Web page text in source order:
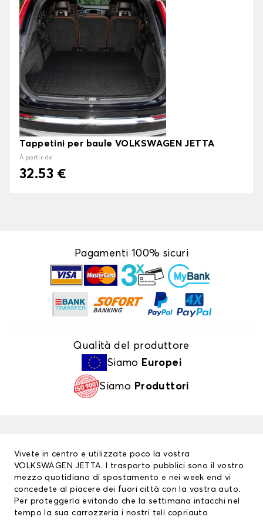
Tappetini per baule VOLKSWAGEN JETTA
À partir de
32.53 €
Pagamenti 100% sicuri
Qualità del produttore
Siamo Europei
Siamo Produttori
Vivete in centro e utilizzate poco la vostra
VOLKSWAGEN JETTA. I trasporto pubblici sono il vostro
mezzo quotidiano di spostamento e nei week end vi
concedete al piacere dei fuori città con la vostra auto.
Per proteggerla evitando che la settimana intacchi nel
tempo la sua carrozzeria i nostri teli copriauto